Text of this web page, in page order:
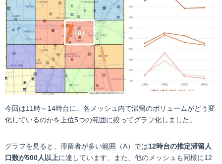
今回は11時～14時台に、各メッシュ内で滞留のボリュームがどう変
化しているのかを上位5つの範囲に絞ってグラフ化しました。
グラフを見ると、滞留者が多い範囲（A）では12時台の推定滞留人
口数が500人以上に達しています、また、他のメッシュも同様に12